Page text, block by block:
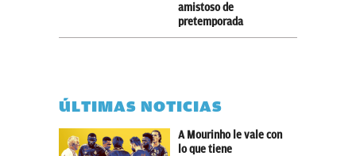
amistoso de
pretemporada
ÚLTIMAS NOTICIAS
A Mourinho le vale con
lo que tiene